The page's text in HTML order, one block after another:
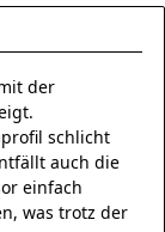
der
schlicht
auch die
einfach
was trotz der